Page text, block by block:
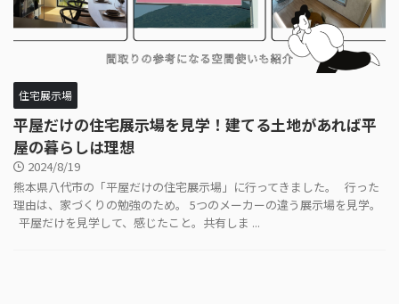
住宅展示場
平屋だけの住宅展示場を見学！建てる土地があれば平
屋の暮らしは理想
2024/8/19
熊本県八代市の「平屋だけの住宅展示場」に行ってきました。 行った
理由は、家づくりの勉強のため。 5つのメーカーの違う展示場を見学。
平屋だけを見学して、感じたこと。共有しま ...